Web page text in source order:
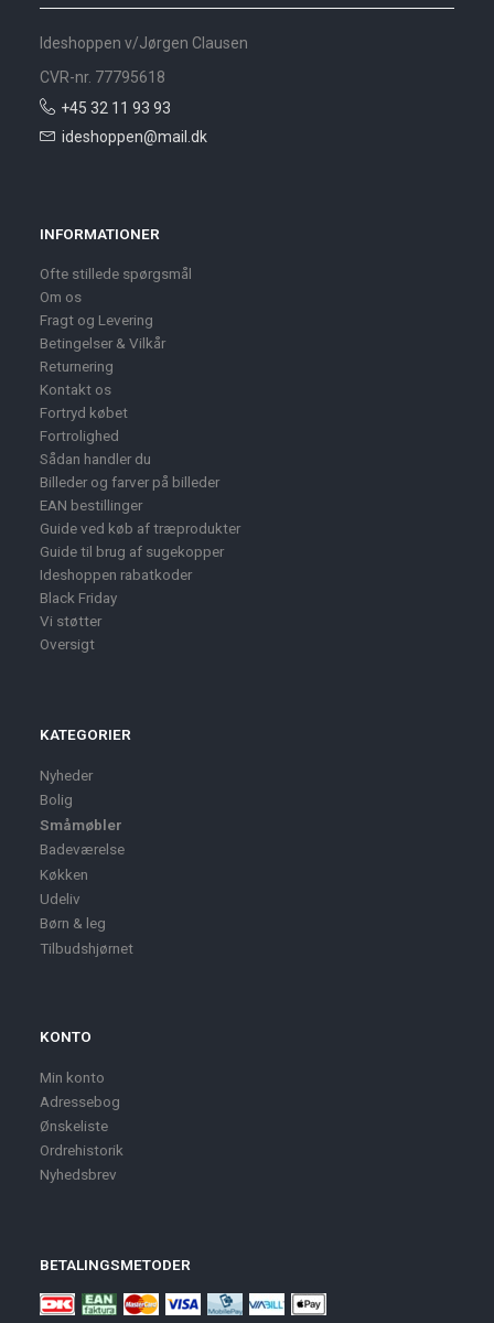
Ideshoppen v/Jørgen Clausen
CVR-nr. 77795618
+45 32 11 93 93
ideshoppen@mail.dk
INFORMATIONER
Ofte stillede spørgsmål
Om os
Fragt og Levering
Betingelser & Vilkår
Returnering
Kontakt os
Fortryd købet
Fortrolighed
Sådan handler du
Billeder og farver på billeder
EAN bestillinger
Guide ved køb af træprodukter
Guide til brug af sugekopper
Ideshoppen rabatkoder
Black Friday
Vi støtter
Oversigt
KATEGORIER
Nyheder
Bolig
Småmøbler
Badeværelse
Køkken
Udeliv
Børn & leg
Tilbudshjørnet
KONTO
Min konto
Adressebog
Ønskeliste
Ordrehistorik
Nyhedsbrev
BETALINGSMETODER